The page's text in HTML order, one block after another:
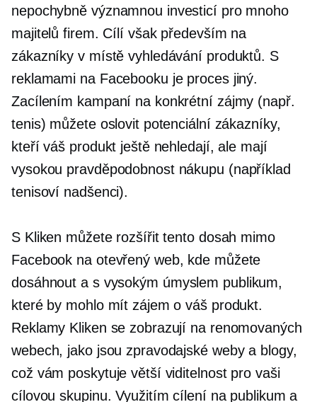
nepochybně významnou investicí pro mnoho
majitelů firem. Cílí však především na
zákazníky v místě vyhledávání produktů. S
reklamami na Facebooku je proces jiný.
Zacílením kampaní na konkrétní zájmy (např.
tenis) můžete oslovit potenciální zákazníky,
kteří váš produkt ještě nehledají, ale mají
vysokou pravděpodobnost nákupu (například
tenisoví nadšenci).
S Kliken můžete rozšířit tento dosah mimo
Facebook na otevřený web, kde můžete
dosáhnout a s vysokým úmyslem publikum,
které by mohlo mít zájem o váš produkt.
Reklamy Kliken se zobrazují na renomovaných
webech, jako jsou zpravodajské weby a blogy,
což vám poskytuje větší viditelnost pro vaši
cílovou skupinu. Využitím cílení na publikum a